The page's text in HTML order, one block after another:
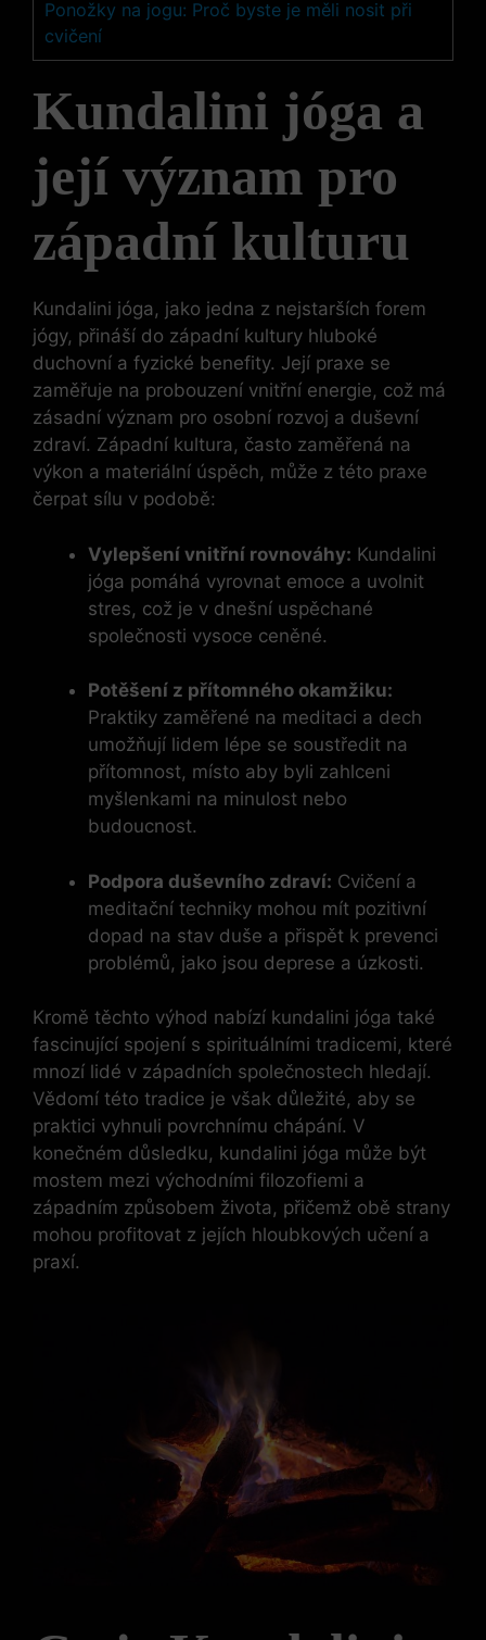
Ponožky na jogu: Proč byste je měli nosit při
cvičení
Kundalini jóga a
její význam pro
západní kulturu
Kundalini jóga, jako jedna z nejstarších forem
jógy, přináší do západní kultury hluboké
duchovní a fyzické benefity. Její praxe se
zaměřuje na probouzení vnitřní energie, což má
zásadní význam pro osobní rozvoj a duševní
zdraví. Západní kultura, často zaměřená na
výkon a materiální úspěch, může z této praxe
čerpat sílu v podobě:
Vylepšení vnitřní rovnováhy: Kundalini
jóga pomáhá vyrovnat emoce a uvolnit
stres, což je v dnešní uspěchané
společnosti vysoce ceněné.
Potěšení z přítomného okamžiku:
Praktiky zaměřené na meditaci a dech
umožňují lidem lépe se soustředit na
přítomnost, místo aby byli zahlceni
myšlenkami na minulost nebo
budoucnost.
Podpora duševního zdraví: Cvičení a
meditační techniky mohou mít pozitivní
dopad na stav duše a přispět k prevenci
problémů, jako jsou deprese a úzkosti.
Kromě těchto výhod nabízí kundalini jóga také
fascinující spojení s spirituálními tradicemi, které
mnozí lidé v západních společnostech hledají.
Vědomí této tradice je však důležité, aby se
praktici vyhnuli povrchnímu chápání. V
konečném důsledku, kundalini jóga může být
mostem mezi východními filozofiemi a
západním způsobem života, přičemž obě strany
mohou profitovat z jejích hloubkových učení a
praxí.